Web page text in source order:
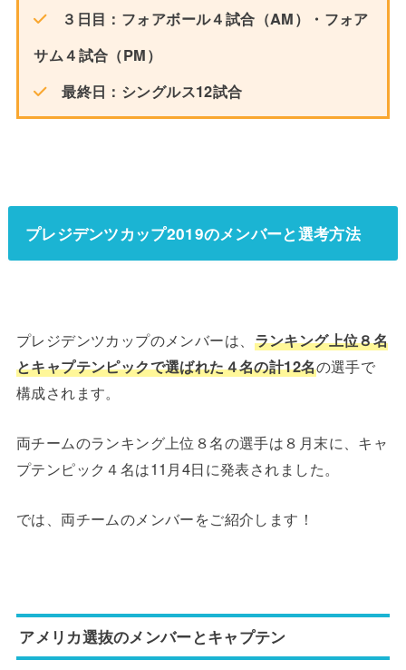
３日目：フォアボール４試合（AM）・フォア
サム４試合（PM）
最終日：シングルス12試合
プレジデンツカップ2019のメンバーと選考方法
プレジデンツカップのメンバーは、 ランキング上位８名
とキャプテンピックで選ばれた４名の計12名の選手で
構成されます。
両チームのランキング上位８名の選手は８月末に、キャ
プテンピック４名は11月4日に発表されました。
では、両チームのメンバーをご紹介します！
アメリカ選抜のメンバーとキャプテン